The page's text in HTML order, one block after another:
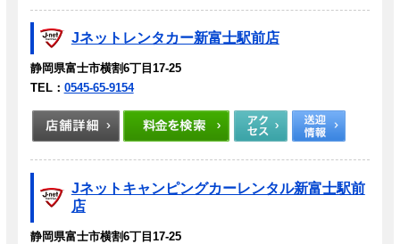
Jネットレンタカー新富士駅前店
静岡県富士市横割6丁目17-25
TEL： 0545-65-9154
Jネットキャンピングカーレンタル新富士駅前
店
静岡県富士市横割6丁目17-25